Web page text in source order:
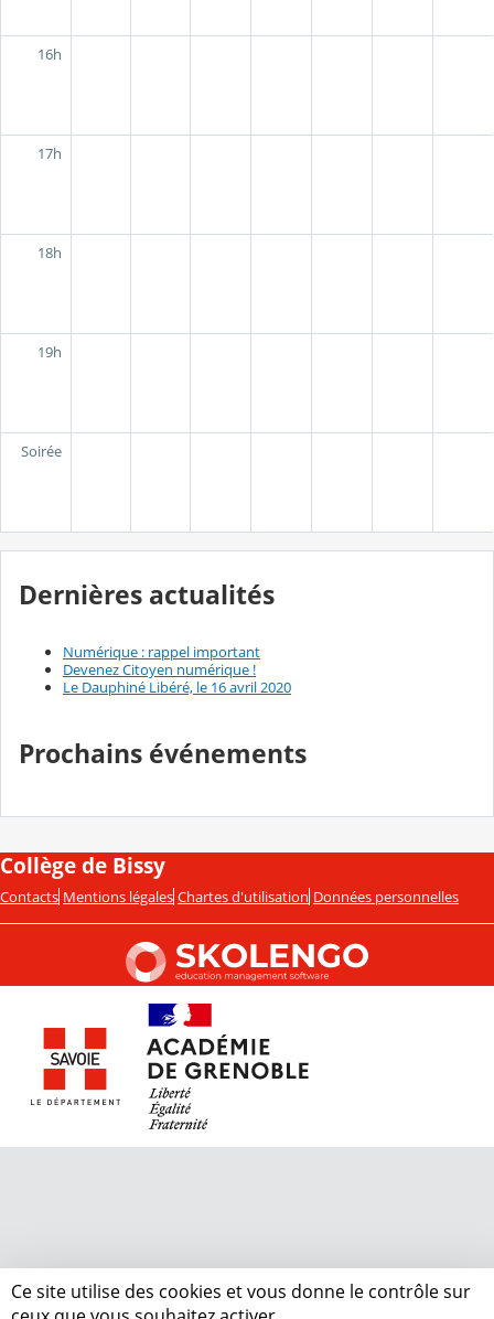
16h
17h
18h
19h
Soirée
Dernières actualités
Numérique : rappel important
Devenez Citoyen numérique !
Le Dauphiné Libéré, le 16 avril 2020
Prochains événements
Collège de Bissy
Contacts Mentions légales Chartes d'utilisation Données personnelles
Ce site utilise des cookies et vous donne le contrôle sur